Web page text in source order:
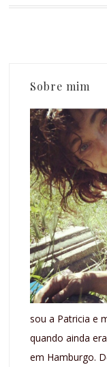
Sobre mim
sou a Patricia e
quando ainda
em Hamburgo.